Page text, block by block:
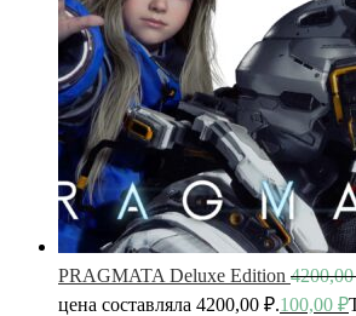
PRAGMATA Deluxe Edition
цена составляла 4200,00 ₽.100,00 ₽